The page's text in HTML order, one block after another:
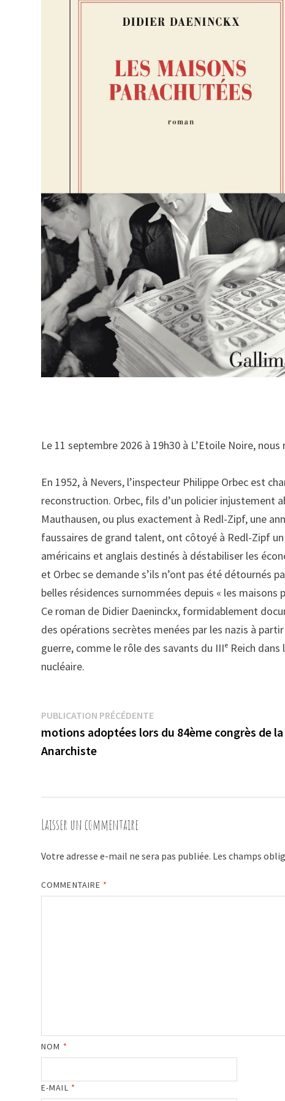
Le 11 septembre 2026 à 19h30 à L’Etoile Noire,
En 1952, à Nevers, l’inspecteur Philippe Orbec est
reconstruction. Orbec, fils d’un policier injustement
Mauthausen, ou plus exactement à Redl-Zipf, une
faussaires de grand talent, ont côtoyé à Redl-Zipf
américains et anglais destinés à déstabiliser les
et Orbec se demande s’ils n’ont pas été
belles résidences surnommées depuis « les maisons
Ce roman de Didier Daeninckx, formidablement
des opérations secrètes menées par les nazis à
guerre, comme le rôle des savants du IIIᵉ Reich
nucléaire.
Navigation
de
l’article
PUBLICATION PRÉCÉDENTEPublication
précédente :
motions adoptées lors du 84ème congrès de
Anarchiste
Laisser un commentaire
Votre adresse e-mail ne sera pas publiée. Les champs
COMMENTAIRE *
NOM *
E-MAIL *